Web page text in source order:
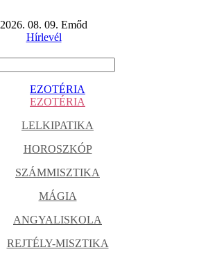
2026. 08. 09. Emőd
Hírlevél
EZOTÉRIA
EZOTÉRIA
LELKIPATIKA
HOROSZKÓP
SZÁMMISZTIKA
MÁGIA
ANGYALISKOLA
REJTÉLY-MISZTIKA